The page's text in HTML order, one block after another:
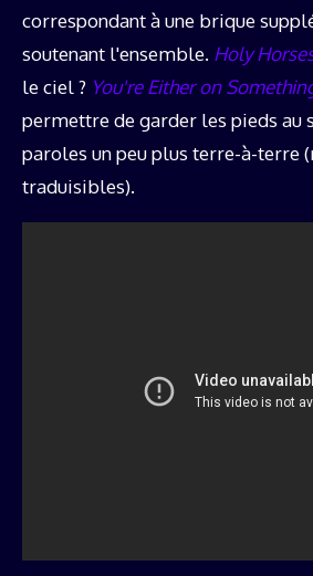
correspondant à une brique
soutenant l'ensemble. Holy
le ciel ? You're Either on
permettre de garder les pieds au
paroles un peu plus terre-à-terre
traduisibles).